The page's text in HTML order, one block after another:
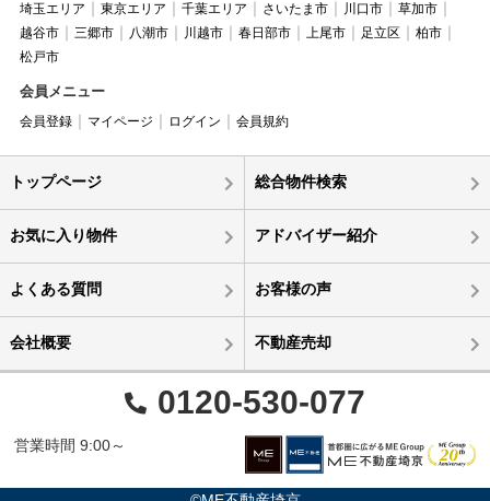
埼玉エリア 東京エリア 千葉エリア さいたま市 川口市
草加市
越谷市
三郷市 八潮市 川越市 春日部市 上尾市 足立区
柏市
松戸市
会員メニュー
会員登録 マイページ ログイン 会員規約
トップページ 総合物件検索
お気に入り物件 アドバイザー紹介
よくある質問 お客様の声
会社概要 不動産売却
0120-530-077
営業時間 9:00～